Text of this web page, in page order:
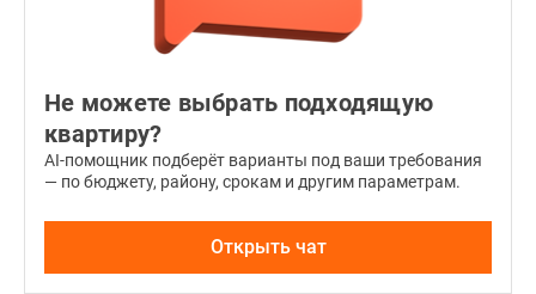
глазурованные
ручной
работы,
одна
башен
Не можете выбрать подходящую
квартиру?
AI-помощник подберёт варианты под ваши требования
— по бюджету, району, срокам и другим параметрам.
Открыть чат